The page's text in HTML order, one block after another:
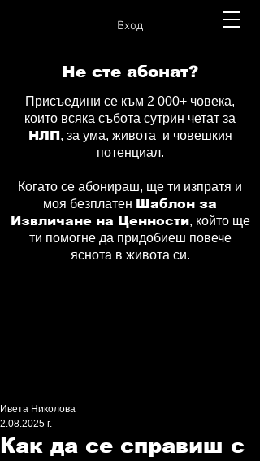
Вход
Не сте абонат?
Присъедини се към 2 000+ човека,
които всяка събота сутрин четат за
НЛП, за ума, живота и човешкия
потенциал.
Когато се абонираш, ще ти изпратя и
моя безплатен Шаблон за
Извличане на Ценности, който ще
ти помогне да придобиеш повече
яснота в живота си.
Как да се справиш с
Ивета Николова
2.08.2025 г.